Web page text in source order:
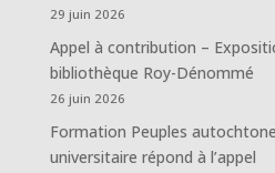
29 juin 2026
Appel à contribution –
bibliothèque Roy-Dénommé
26 juin 2026
Formation Peuples
universitaire répond à l’appel